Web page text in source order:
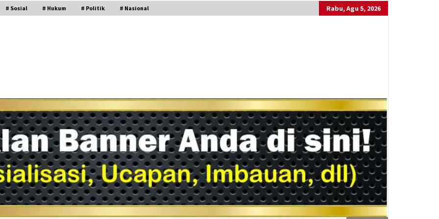
# Sosial # Hukum # Politik # Nasional Rabu, Agu 5, 2026